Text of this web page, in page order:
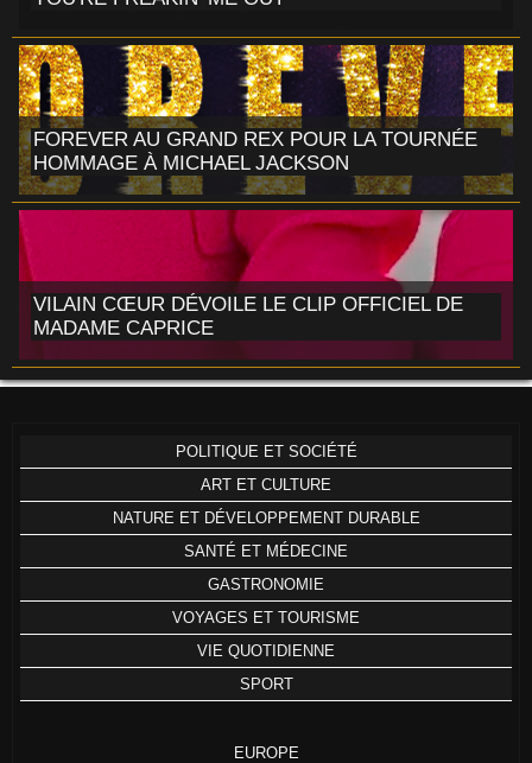
FOREVER AU GRAND REX POUR LA TOURNÉE
HOMMAGE À MICHAEL JACKSON
VILAIN CŒUR DÉVOILE LE CLIP OFFICIEL DE
MADAME CAPRICE
POLITIQUE ET SOCIÉTÉ
ART ET CULTURE
NATURE ET DÉVELOPPEMENT DURABLE
SANTÉ ET MÉDECINE
GASTRONOMIE
VOYAGES ET TOURISME
VIE QUOTIDIENNE
SPORT
EUROPE